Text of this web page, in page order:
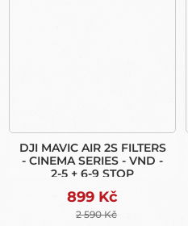
DJI MAVIC AIR 2S FILTERS
- CINEMA SERIES - VND -
2-5 + 6-9 STOP
899 Kč
2 590 Kč